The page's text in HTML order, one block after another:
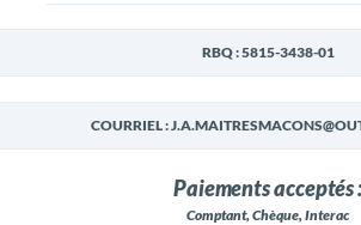
RBQ : 5815-3438-01
COURRIEL :
Paiements acceptés
Comptant, Chèque, Interac